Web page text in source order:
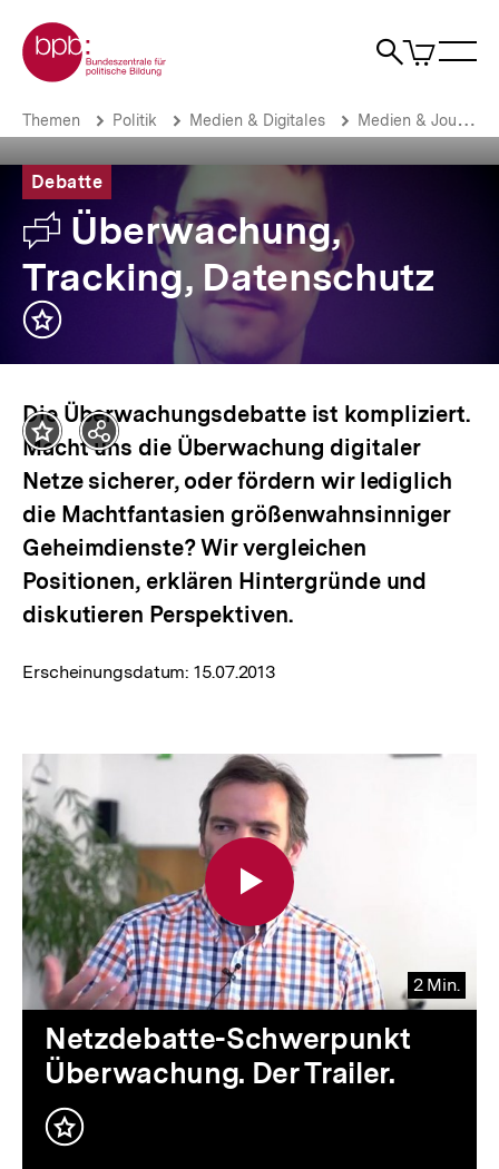
zum
Seiteninhalt
springen
Zur Startseite der bpb
Suche
Artikel
im
Überwachung,
Tracking,
Datenschutz
bpb.de
Brotkrümelnavigation
Pfadnavigation
Themen Politik Medien & Digitales Medien & Journalismus
Debatte
Debatte
Überwachung,
Tracking, Datenschutz
Inhalt
Teilen
anzeigen
Die Überwachungsdebatte ist kompliziert.
Macht uns die Überwachung digitaler
Netze sicherer, oder fördern wir lediglich
die Machtfantasien größenwahnsinniger
Geheimdienste? Wir vergleichen
Positionen, erklären Hintergründe und
diskutieren Perspektiven.
Erscheinungsdatum:15.07.2013
2 Min.
Video
Dauer
2
Min.
Netzdebatte-Schwerpunkt
Überwachung. Der Trailer.
Inhalt